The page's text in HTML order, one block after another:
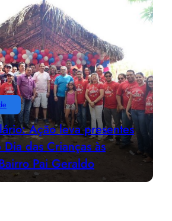
Ação leva presentes
das Crianças às
Pai Geraldo